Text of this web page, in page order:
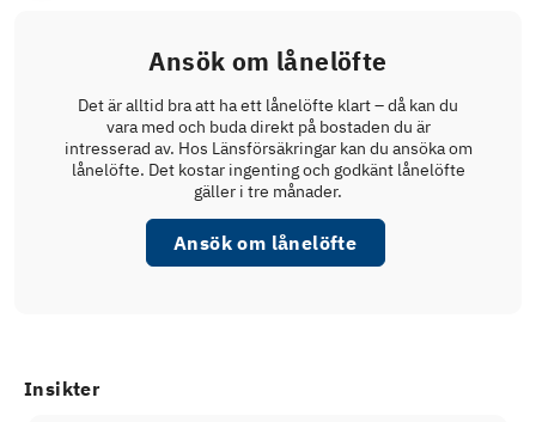
Ansök om lånelöfte
Det är alltid bra att ha ett lånelöfte klart – då kan du
vara med och buda direkt på bostaden du är
intresserad av. Hos Länsförsäkringar kan du ansöka om
lånelöfte. Det kostar ingenting och godkänt lånelöfte
gäller i tre månader.
Ansök om lånelöfte
Insikter